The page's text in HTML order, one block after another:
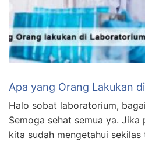
Apa yang Orang Lakukan
Halo sobat laboratorium,
Semoga sehat semua ya.
kita sudah mengetahui sekilas